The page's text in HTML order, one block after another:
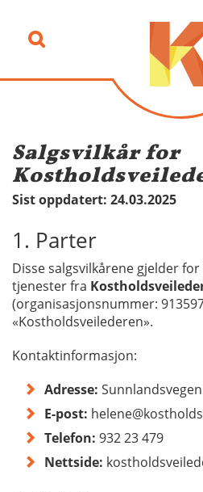
Salgsvilkår for
Sist oppdatert: 24.03.2025
1. Parter
Disse salgsvilkårene gjelder
tjenester fra
(organisasjonsnummer:
«Kostholdsveilederen».
Kontaktinformasjon:
Adresse:
E-post:
Telefon: 932 23 479
Nettside: